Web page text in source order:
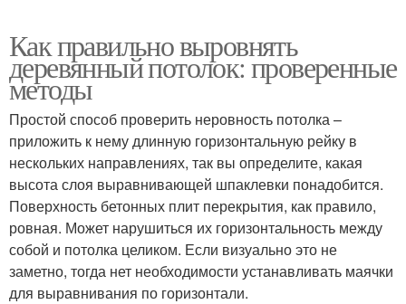
Как правильно выровнять
деревянный потолок: проверенные
методы
Простой способ проверить неровность потолка –
приложить к нему длинную горизонтальную рейку в
нескольких направлениях, так вы определите, какая
высота слоя выравнивающей шпаклевки понадобится.
Поверхность бетонных плит перекрытия, как правило,
ровная. Может нарушиться их горизонтальность между
собой и потолка целиком. Если визуально это не
заметно, тогда нет необходимости устанавливать маячки
для выравнивания по горизонтали.